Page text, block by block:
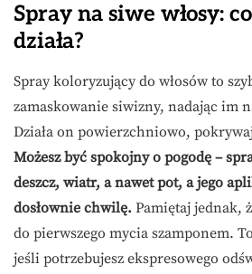
Spray na siwe włosy:
działa?
Spray koloryzujący do włosów to
zamaskowanie siwizny, nadając im
Działa on powierzchniowo,
Możesz być spokojny o pogodę –
deszcz, wiatr, a nawet pot, a jego
dosłownie chwilę. Pamiętaj jednak,
do pierwszego mycia szamponem.
jeśli potrzebujesz ekspresowego